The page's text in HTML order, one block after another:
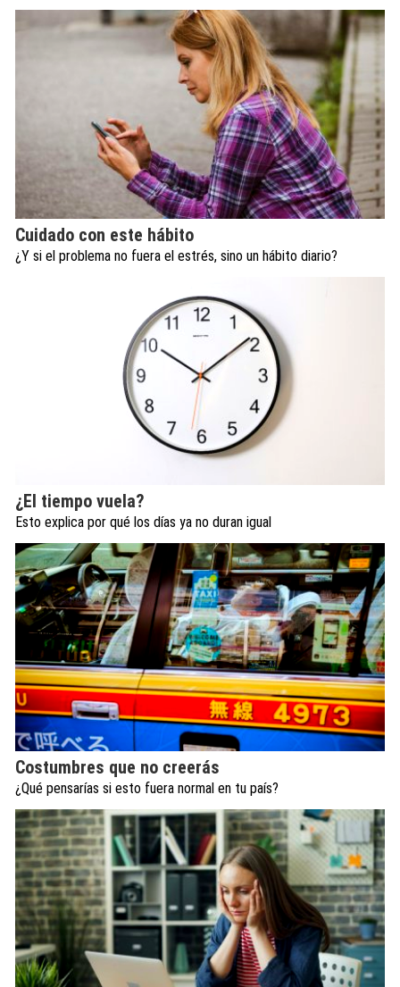
Cuidado con este hábito
¿Y si el problema no fuera el estrés, sino un hábito diario?
¿El tiempo vuela?
Esto explica por qué los días ya no duran igual
Costumbres que no creerás
¿Qué pensarías si esto fuera normal en tu país?